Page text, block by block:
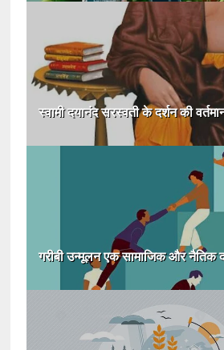
स्वामी दयानंद सरस्वती के दर्शन की
गरीबी उन्मूलन एक सामाजिक और नैतिक